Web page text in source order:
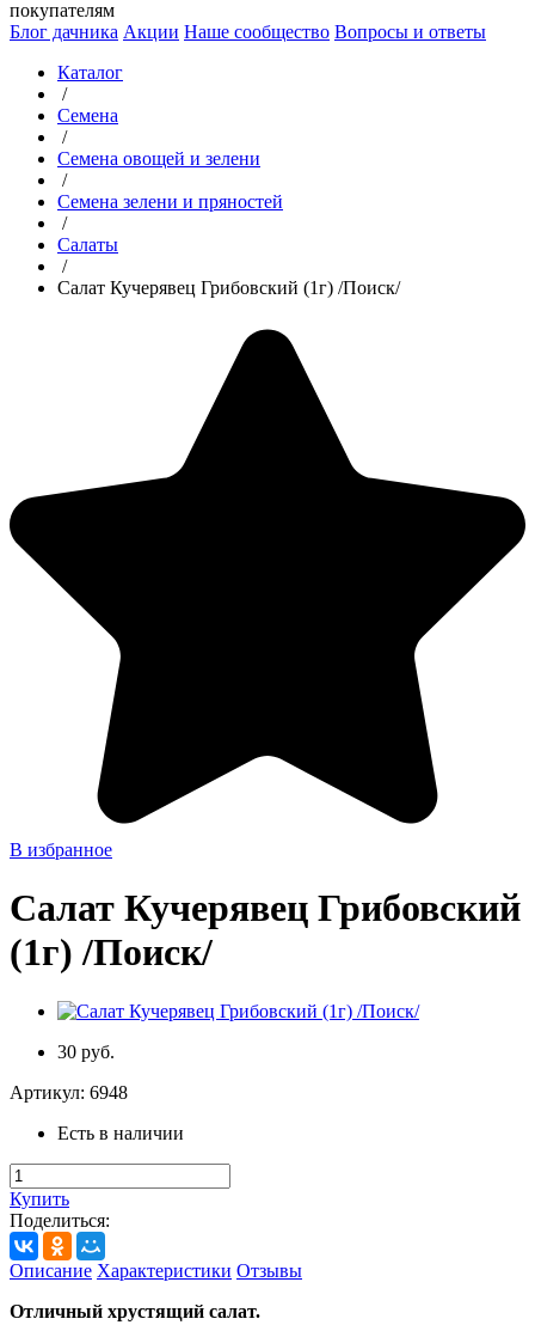
покупателям
Блог дачника Акции Наше сообщество Вопросы и ответы
Каталог
/
Семена
/
Семена овощей и зелени
/
Семена зелени и пряностей
/
Салаты
/
Салат Кучерявец Грибовский (1г) /Поиск/
В избранное
Салат Кучерявец Грибовский
(1г) /Поиск/
30 руб.
Артикул: 6948
Есть в наличии
Купить
Поделиться:
Описание Характеристики Отзывы
Отличный хрустящий салат.